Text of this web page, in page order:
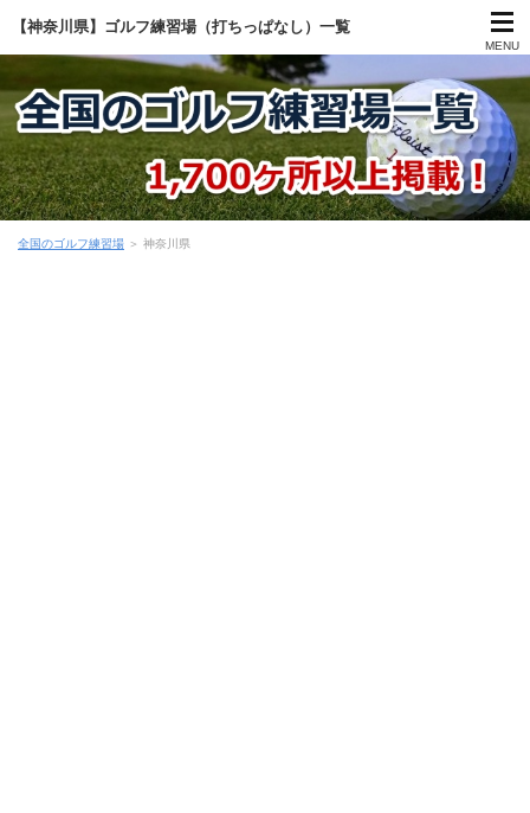
【神奈川県】ゴルフ練習場（打ちっぱなし）一覧
MENU
全国のゴルフ練習場 ＞ 神奈川県